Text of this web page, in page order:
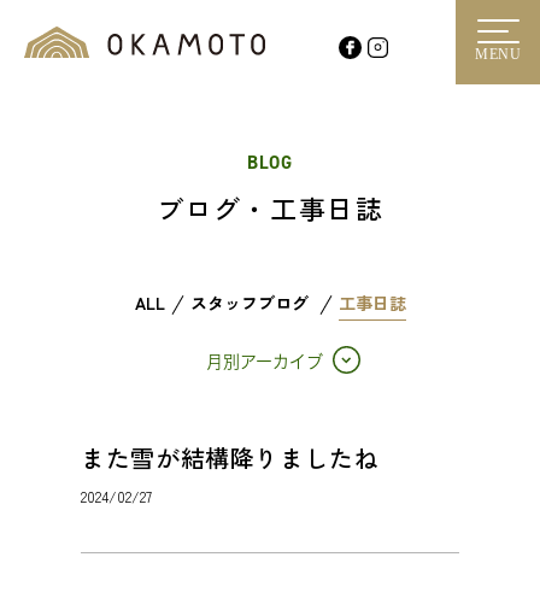
MENU
BLOG
ブログ・工事日誌
ALL スタッフブログ 工事日誌
月別アーカイブ
また雪が結構降りましたね
2024/02/27